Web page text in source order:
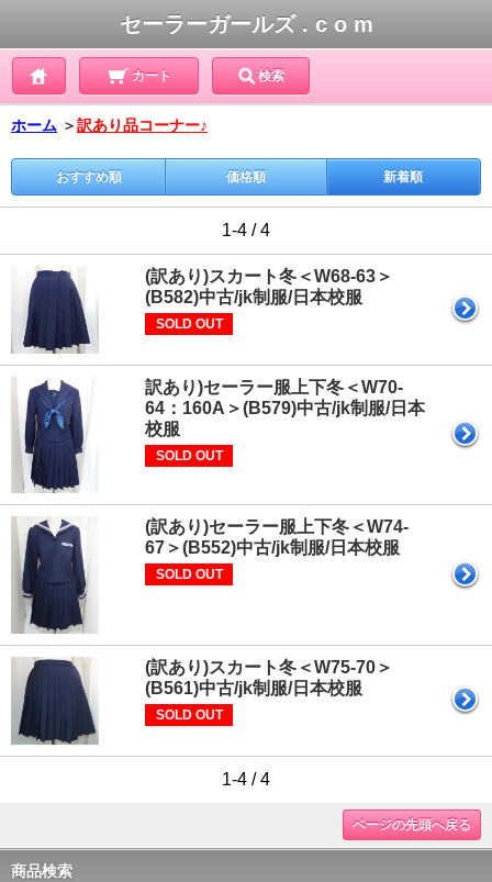
セーラーガールズ . c o m
カート 検索
ホーム ＞訳あり品コーナー♪
おすすめ順 価格順 新着順
1-4 / 4
(訳あり)スカート冬＜W68-63＞
(B582)中古/jk制服/日本校服
SOLD OUT
訳あり)セーラー服上下冬＜W70-
64：160A＞(B579)中古/jk制服/日本
校服
SOLD OUT
(訳あり)セーラー服上下冬＜W74-
67＞(B552)中古/jk制服/日本校服
SOLD OUT
(訳あり)スカート冬＜W75-70＞
(B561)中古/jk制服/日本校服
SOLD OUT
1-4 / 4
ページの先頭へ戻る
商品検索